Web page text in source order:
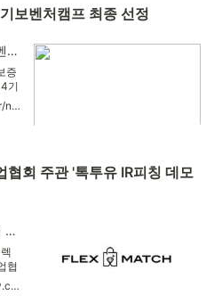
보벤처캠프 최종 선정
플렉스매치, 제14기 기보벤처캠프 최종 선정
증
기
.
도
http://www.kdpress.co.kr/news/articleView.html?idxno=127611
협회 주관 '톡투유 IR피칭 데모
플렉스매치, 벤처기업협회 주관 '톡투유 IR피칭 데모데이' 마무리
협
모
데
https://www.enewstoday.co.kr/news/articleView.html?idxno=2067012